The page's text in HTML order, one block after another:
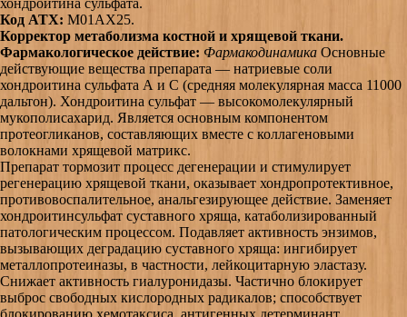
хондроитина сульфата.
Код АТХ: M01AX25.
Корректор метаболизма костной и хрящевой ткани.
Фармакологическое действие: Фармакодинамика Основные
действующие вещества препарата — натриевые соли
хондроитина сульфата А и С (средняя молекулярная масса 11000
дальтон). Хондроитина сульфат — высокомолекулярный
мукополисахарид. Является основным компонентом
протеогликанов, составляющих вместе с коллагеновыми
волокнами хрящевой матрикс.
Препарат тормозит процесс дегенерации и стимулирует
регенерацию хрящевой ткани, оказывает хондропротективное,
противовоспалительное, анальгезирующее действие. Заменяет
хондроитинсульфат суставного хряща, катаболизированный
патологическим процессом. Подавляет активность энзимов,
вызывающих деградацию суставного хряща: ингибирует
металлопротеиназы, в частности, лейкоцитарную эластазу.
Снижает активность гиалуронидазы. Частично блокирует
выброс свободных кислородных радикалов; способствует
блокированию хемотаксиса, антигенных детерминант.